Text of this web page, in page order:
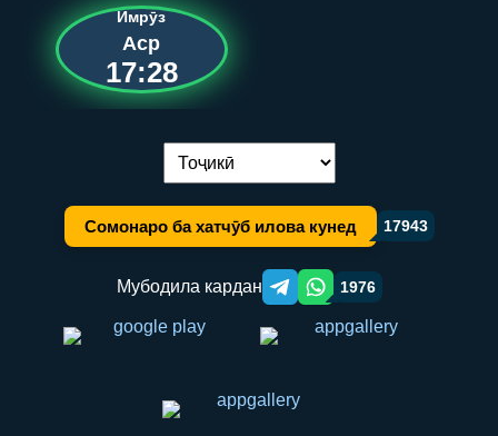
Имрӯз
Аср
17:28
Иваз кардани забон:
Сомонаро ба хатчӯб илова кунед 17943
Мубодила кардан Telegram orqali ulashish
WhatsApp orqali ulashish
1976